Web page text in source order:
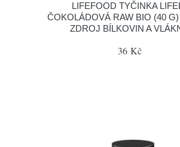
LIFEFOOD TYČINKA
ČOKOLÁDOVÁ RAW BIO (40
ZDROJ BÍLKOVIN A
36 Kč